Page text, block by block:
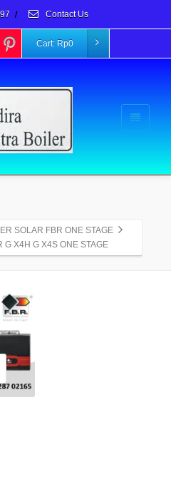
/ Contact Us
Cart: Rp0
SOLAR FBR ONE STAGE
G X4H G X4S ONE STAGE